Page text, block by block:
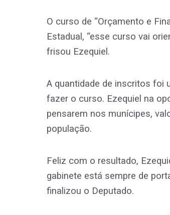
O curso de “Orçamento e
Estadual, “esse curso vai
frisou Ezequiel.
A quantidade de inscritos foi
fazer o curso. Ezequiel na
pensarem nos munícipes,
população.
Feliz com o resultado,
gabinete está sempre de
finalizou o Deputado.